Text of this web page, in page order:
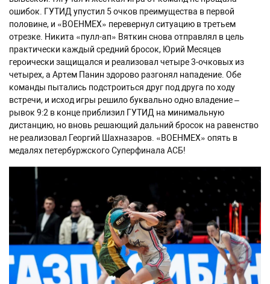
ошибок. ГУТИД упустил 5 очков преимущества в первой
половине, и «ВОЕНМЕХ» перевернул ситуацию в третьем
отрезке. Никита «пулл-ап» Вяткин снова отправлял в цель
практически каждый средний бросок, Юрий Месяцев
героически защищался и реализовал четыре 3-очковых из
четырех, а Артем Панин здорово разгонял нападение. Обе
команды пытались подстроиться друг под друга по ходу
встречи, и исход игры решило буквально одно владение –
рывок 9:2 в конце приблизил ГУТИД на минимальную
дистанцию, но вновь решающий дальний бросок на равенство
не реализовал Георгий Шахназаров. «ВОЕНМЕХ» опять в
медалях петербуржского Суперфинала АСБ!